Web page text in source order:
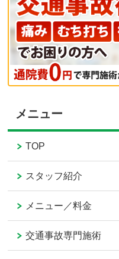
メニュー
TOP
スタッフ紹介
メニュー／料金
交通事故専門施術